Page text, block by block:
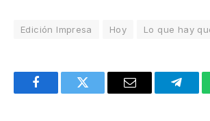
Edición Impresa Hoy Lo que hay
FacebookTwitter Email